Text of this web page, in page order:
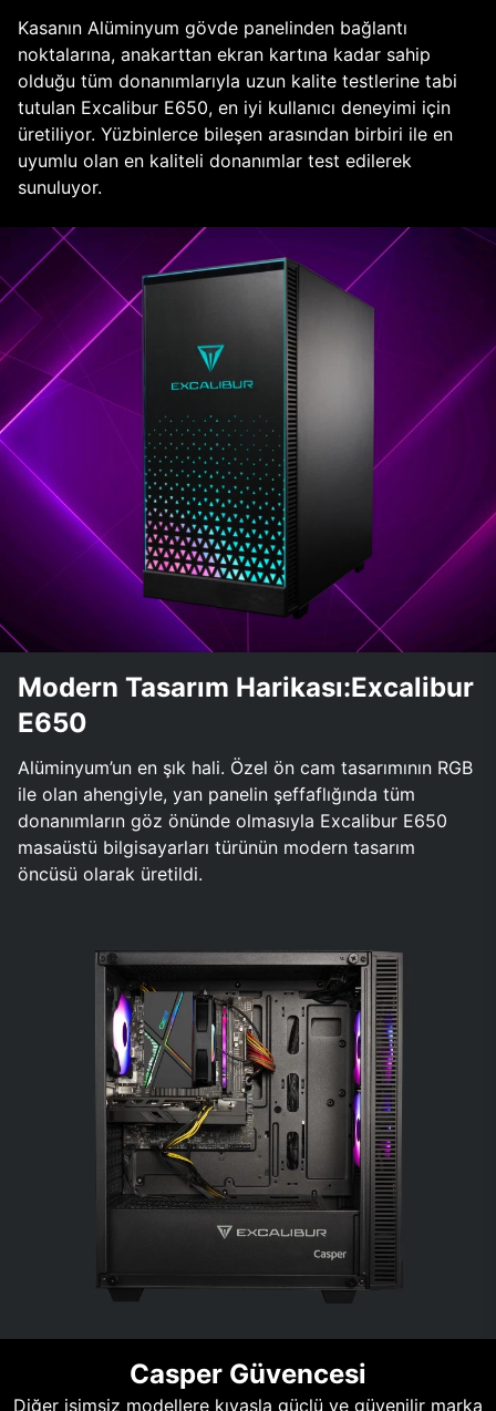
Kasanın Alüminyum gövde panelinden bağlantı
noktalarına, anakarttan ekran kartına kadar sahip
olduğu tüm donanımlarıyla uzun kalite testlerine tabi
tutulan Excalibur E650, en iyi kullanıcı deneyimi için
üretiliyor. Yüzbinlerce bileşen arasından birbiri ile en
uyumlu olan en kaliteli donanımlar test edilerek
sunuluyor.
Modern Tasarım Harikası:Excalibur
E650
Alüminyum’un en şık hali. Özel ön cam tasarımının RGB
ile olan ahengiyle, yan panelin şeffaflığında tüm
donanımların göz önünde olmasıyla Excalibur E650
masaüstü bilgisayarları türünün modern tasarım
öncüsü olarak üretildi.
Casper Güvencesi
Diğer isimsiz modellere kıyasla güçlü ve güvenilir marka